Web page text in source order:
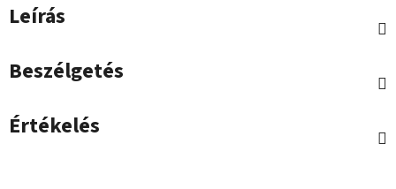
Leírás
Beszélgetés
Értékelés